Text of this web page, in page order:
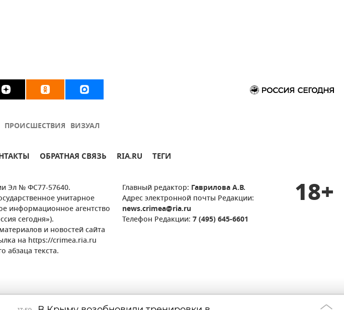
ПРОИСШЕСТВИЯ ВИЗУАЛ
ОБРАТНАЯ СВЯЗЬ RIA.RU ТЕГИ
Эл № ФС77-57640.
унитарное
информационное агентство
сегодня»).
и новостей сайта
на https://crimea.ria.ru
абзаца текста.
Главный редактор: Гаврилова А.В.
Адрес электронной почты Редакции:
news.crimea@ria.ru
Телефон Редакции: 7 (495) 645-6601
18+